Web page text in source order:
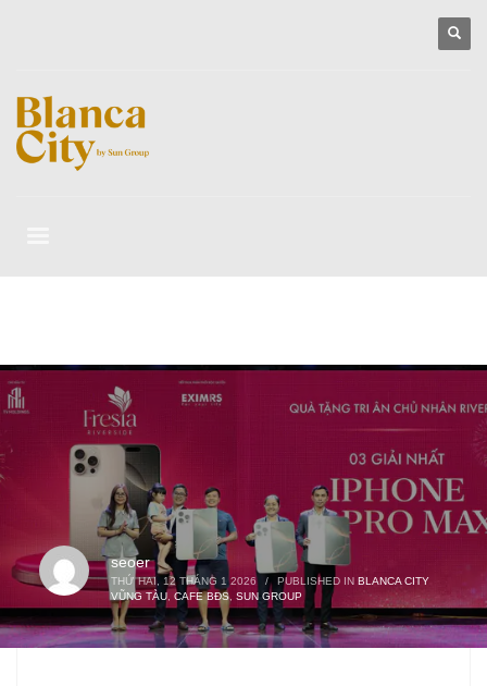
seoer
THỨ HAI, 12 THÁNG 1 2026 / PUBLISHED IN BLANCA CITY
VŨNG TÀU, CAFE BĐS, SUN GROUP